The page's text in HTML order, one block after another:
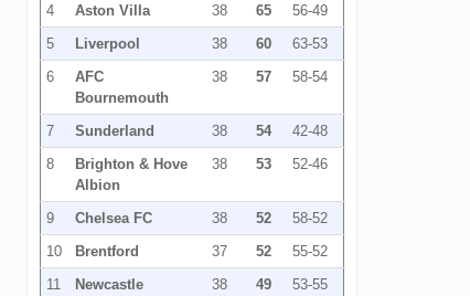
4 Aston Villa 38 65
56-49
5
Liverpool 38 60
63-53
6
AFC
Bournemouth
38 57 58-54
7 Sunderland 38 54
42-48
8
Brighton & Hove
Albion
38 53 52-46
9 Chelsea FC 38 52
58-52
10
Brentford 37 52
55-52
11
Newcastle 38 49
53-55